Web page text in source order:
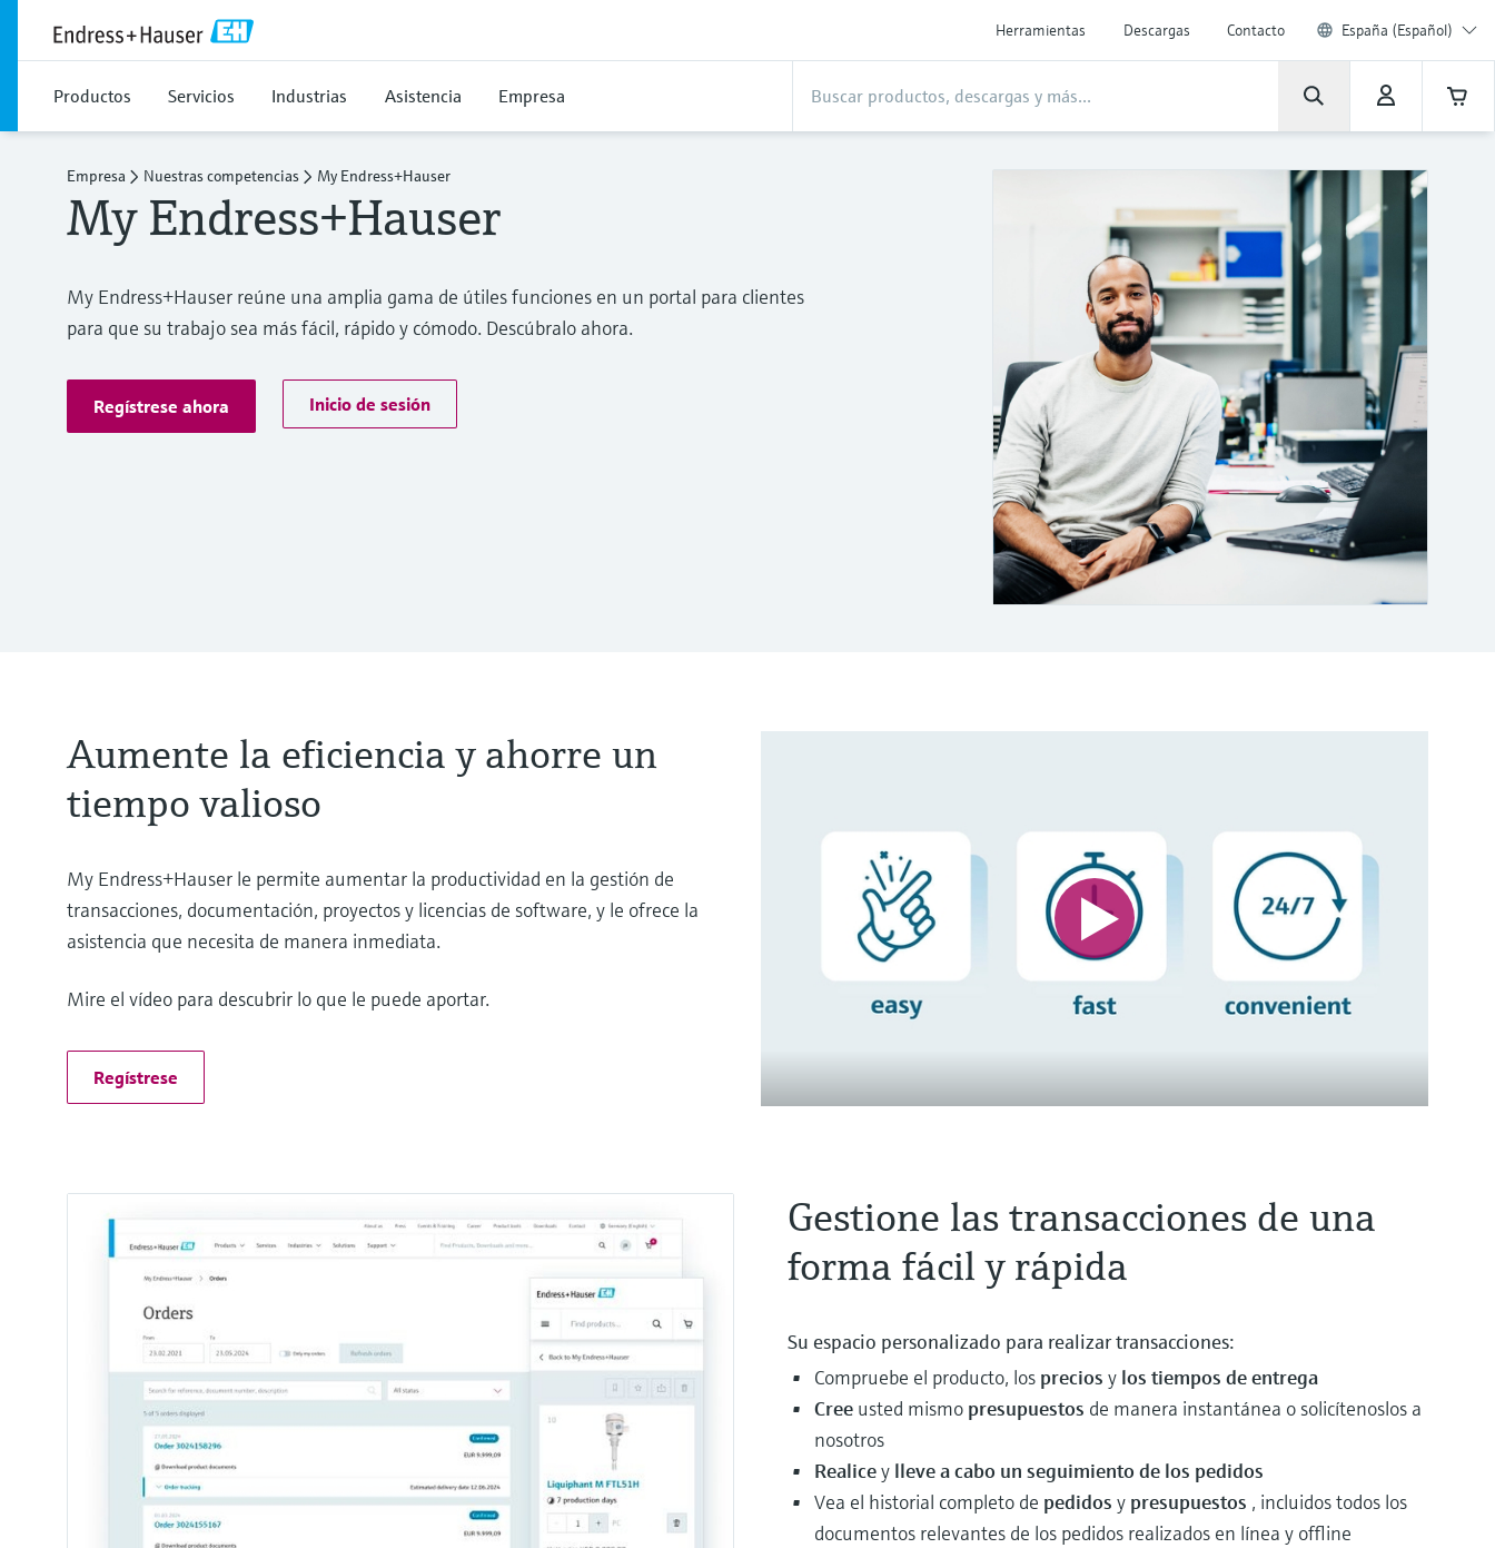
Herramientas Descargas Contacto España (Español)
Productos Servicios Industrias Asistencia Empresa
Empresa Nuestras competencias My Endress+Hauser
My Endress+Hauser
My Endress+Hauser reúne una amplia gama de útiles funciones en un portal para clientes
para que su trabajo sea más fácil, rápido y cómodo. Descúbralo ahora.
Regístrese ahora Inicio de sesión
Aumente la eficiencia y ahorre un
tiempo valioso
My Endress+Hauser le permite aumentar la productividad en la gestión de
transacciones, documentación, proyectos y licencias de software, y le ofrece la
asistencia que necesita de manera inmediata.
Mire el vídeo para descubrir lo que le puede aportar.
Regístrese
Gestione las transacciones de una
forma fácil y rápida
Su espacio personalizado para realizar transacciones:
Compruebe el producto, los precios y los tiempos de entrega
Cree usted mismo presupuestos de manera instantánea o solicítenoslos a
nosotros
Realicey lleve a cabo un seguimiento de los pedidos
Vea el historial completo de pedidos y presupuestos , incluidos todos los
documentos relevantes de los pedidos realizados en línea y offline